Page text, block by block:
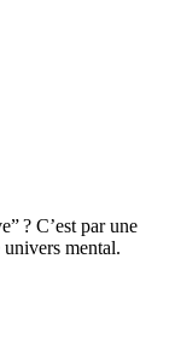
? C’est par une
mental.